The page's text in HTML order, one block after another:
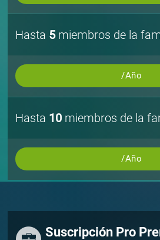
Hasta 5miembros de la
/Año
Hasta 10 miembros de la
/Año
Suscripción Pro